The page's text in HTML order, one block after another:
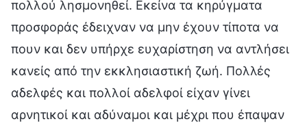
πολλού λησμονηθεί. Εκείνα τα κηρύγματα
προσφοράς έδειχναν να μην έχουν τίποτα να
πουν και δεν υπήρχε ευχαρίστηση να αντλήσει
κανείς από την εκκλησιαστική ζωή. Πολλές
αδελφές και πολλοί αδελφοί είχαν γίνει
αρνητικοί και αδύναμοι και μέχρι που έπαψαν